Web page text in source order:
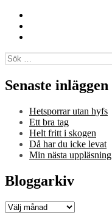
Sök
efter:
Senaste inläggen
Hetsporrar utan hyfs
Ett bra tag
Helt fritt i skogen
Då har du icke levat
Min nästa uppläsning
Bloggarkiv
Bloggarkiv